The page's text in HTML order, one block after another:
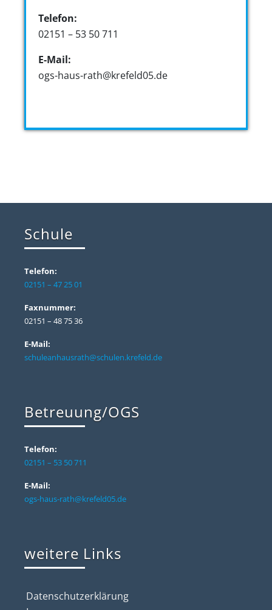
Telefon:
02151 – 53 50 711
E-Mail:
ogs-haus-rath@krefeld05.de
Schule
Telefon:
02151 – 47 25 01
Faxnummer:
02151 – 48 75 36
E-Mail:
schuleanhausrath@schulen.krefeld.de
Betreuung/OGS
Telefon:
02151 – 53 50 711
E-Mail:
ogs-haus-rath@krefeld05.de
weitere Links
Datenschutzerklärung